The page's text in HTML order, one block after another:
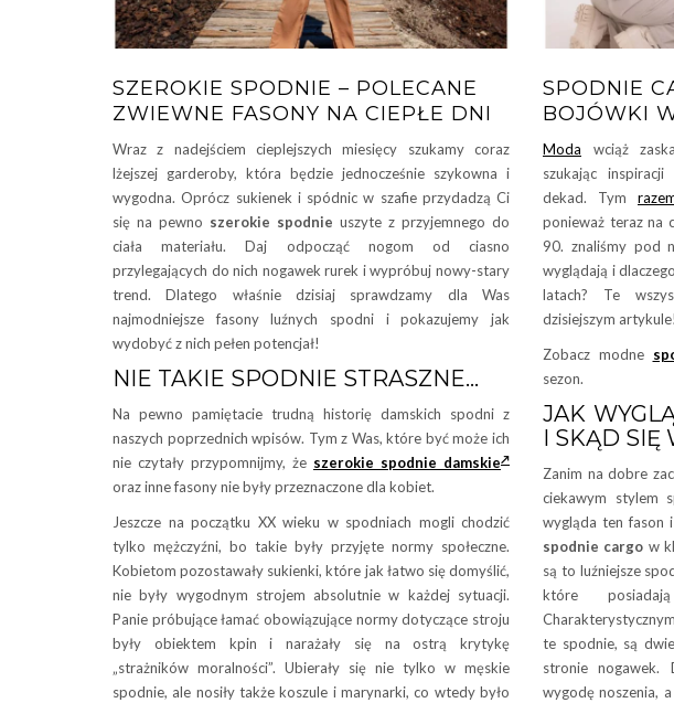
SZEROKIE SPODNIE – POLECANE
ZWIEWNE FASONY NA CIEPŁE DNI
Wraz z nadejściem cieplejszych miesięcy szukamy coraz
lżejszej garderoby, która będzie jednocześnie szykowna i
wygodna. Oprócz sukienek i spódnic w szafie przydadzą Ci
się na pewno szerokie spodnie uszyte z przyjemnego do
ciała materiału. Daj odpocząć nogom od ciasno
przylegających do nich nogawek rurek i wypróbuj nowy-stary
trend. Dlatego właśnie dzisiaj sprawdzamy dla Was
najmodniejsze fasony luźnych spodni i pokazujemy jak
wydobyć z nich pełen potencjał!
NIE TAKIE SPODNIE STRASZNE…
Na pewno pamiętacie trudną historię damskich spodni z
naszych poprzednich wpisów. Tym z Was, które być może ich
nie czytały przypomnijmy, że szerokie spodnie damskie
oraz inne fasony nie były przeznaczone dla kobiet.
Jeszcze na początku XX wieku w spodniach mogli chodzić
tylko mężczyźni, bo takie były przyjęte normy społeczne.
Kobietom pozostawały sukienki, które jak łatwo się domyślić,
nie były wygodnym strojem absolutnie w każdej sytuacji.
Panie próbujące łamać obowiązujące normy dotyczące stroju
były obiektem kpin i narażały się na ostrą krytykę
„strażników moralności”. Ubierały się nie tylko w męskie
spodnie, ale nosiły także koszule i marynarki, co wtedy było
SPODNIE
BOJÓWKI
Moda wciąż
szukając
dekad. Tym
ponieważ teraz na
90. znaliśmy pod
wyglądają i
latach? Te
dzisiejszym artykule!
Zobacz modne
sezon.
JAK
I SKĄD
Zanim na dobre
ciekawym stylem
wygląda ten fason
spodnie cargo w
są to luźniejsze
które
te spodnie, są
stronie nogawek.
wygodę noszenia,